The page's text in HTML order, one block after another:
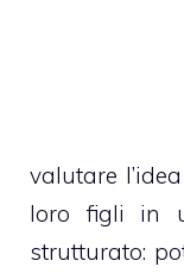
valutare
loro figli in
strutturato: